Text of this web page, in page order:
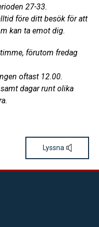
27-33.
före ditt besök för att
kan ta emot dig.
förutom fredag
oftast 12.00.
dagar runt olika
Lyssna